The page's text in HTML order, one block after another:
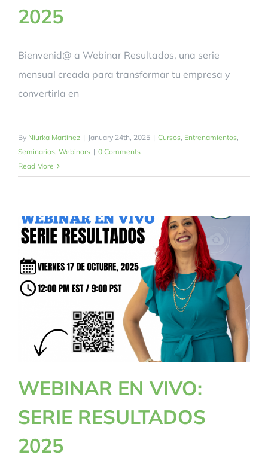
2025
Bienvenid@ a Webinar Resultados, una serie
mensual creada para transformar tu empresa y
convertirla en
By Niurka Martinez | January 24th, 2025 | Cursos, Entrenamientos,
Seminarios, Webinars | 0 Comments
Read More
WEBINAR EN VIVO:
SERIE RESULTADOS
2025